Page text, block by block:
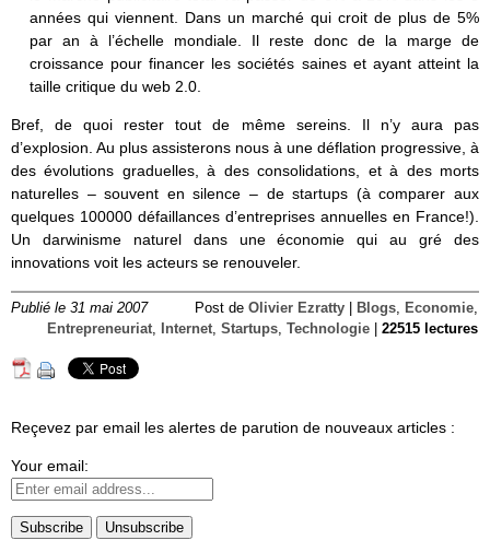
années qui viennent. Dans un marché qui croit de plus de 5%
par an à l’échelle mondiale. Il reste donc de la marge de
croissance pour financer les sociétés saines et ayant atteint la
taille critique du web 2.0.
Bref, de quoi rester tout de même sereins. Il n’y aura pas
d’explosion. Au plus assisterons nous à une déflation progressive, à
des évolutions graduelles, à des consolidations, et à des morts
naturelles – souvent en silence – de startups (à comparer aux
quelques 100000 défaillances d’entreprises annuelles en France!).
Un darwinisme naturel dans une économie qui au gré des
innovations voit les acteurs se renouveler.
Publié le 31 mai 2007 Post de Olivier Ezratty Blogs Economie
Entrepreneuriat
Internet Startups Technologie 22515 lectures
Reçevez par email les alertes de parution de nouveaux articles :
Your email: